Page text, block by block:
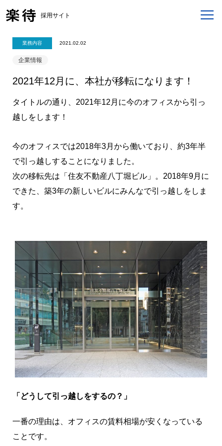
採用サイト
業務内容 2021.02.02
企業情報
2021年12月に、本社が移転になります！
タイトルの通り、2021年12月に今のオフィスから引っ
越しをします！
今のオフィスでは2018年3月から働いており、約3年半
で引っ越しすることになりました。
次の移転先は「住友不動産八丁堀ビル」。2018年9月に
できた、築3年の新しいビルにみんなで引っ越しをしま
す。
「どうして引っ越しをするの？」
一番の理由は、オフィスの賃料相場が安くなっている
ことです。